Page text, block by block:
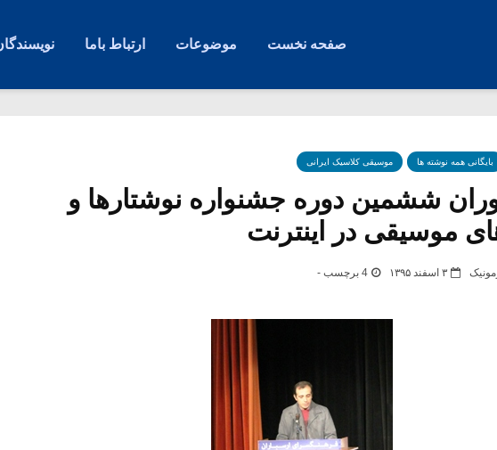
صفحه نخست موضوعات ارتباط باما
بایگانی همه نوشته ها موسیقی کلاسیک ایرانی
ششمین دوره جشنواره نوشتارها و
موسیقی در اینترنت
۳ اسفند ۱۳۹۵ 4 برچسب -